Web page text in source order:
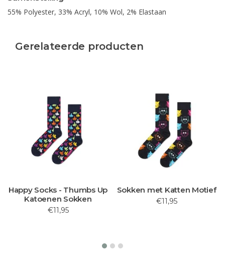
55% Polyester, 33% Acryl, 10% Wol, 2% Elastaan
Gerelateerde producten
Happy Socks - Thumbs Up
Katoenen Sokken
€11,95
Sokken met Katten Motief
€11,95